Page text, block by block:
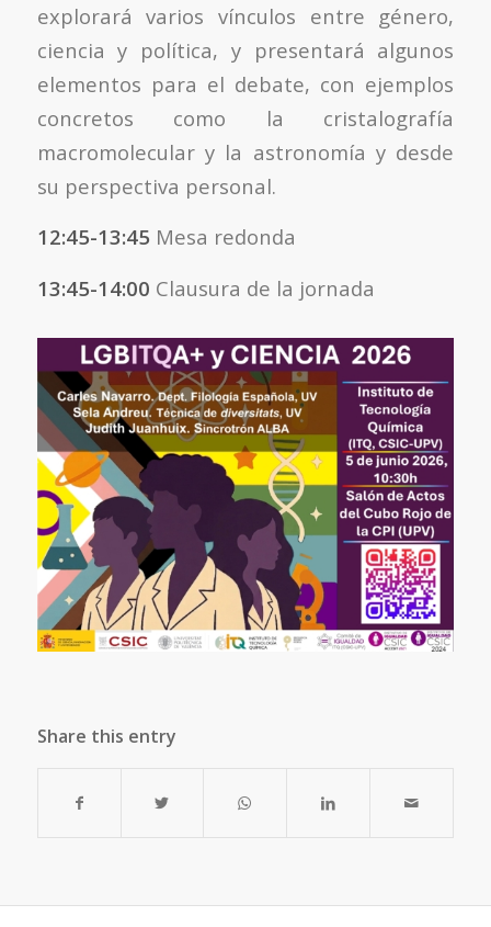
explorará varios vínculos entre género,
ciencia y política, y presentará algunos
elementos para el debate, con ejemplos
concretos como la cristalografía
macromolecular y la astronomía y desde
su perspectiva personal.
12:45-13:45 Mesa redonda
13:45-14:00 Clausura de la jornada
Share this entry